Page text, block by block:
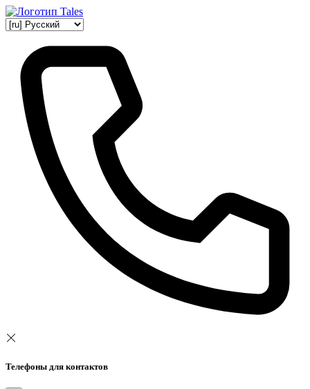
Телефоны для контактов